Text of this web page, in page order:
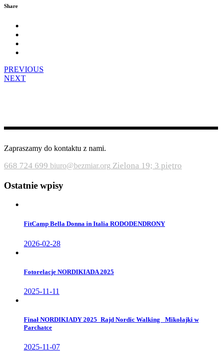
Share
PREVIOUS
NEXT
Zapraszamy do kontaktu z nami.
668 724 699 biuro@bezmiar.org Zielona 19; 3 piętro
Ostatnie wpisy
FitCamp Bella Donna in Italia RODODENDRONY
2026-02-28
Fotorelacje NORDIKIADA 2025
2025-11-11
Finał NORDIKIADY 2025_Rajd Nordic Walking _Mikołajki w
Parchatce
2025-11-07